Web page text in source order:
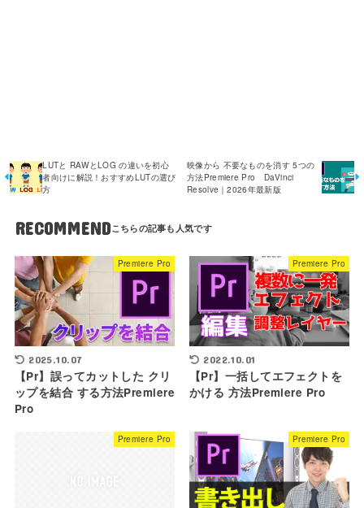
LUTと RAWとLOG の違いを初心
者向けに解説！おすすめLUTの選び
方
映像から 不要なものを消す 5つの
方法Premiere Pro DaVinci
Resolve｜2026年最新版
RECOMMEND
Premiere Pro
2025.10.07
【Pr】誤ってカットした クリ
ップを結合 する方法Premiere
Pro
Premiere Pro
2022.10.01
【Pr】一括してエフェクトを
かける 方法Premiere Pro
Premiere Pro Premiere Pro